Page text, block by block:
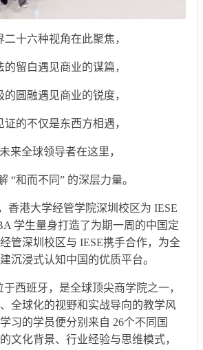
二十六种视角在此聚焦，
的留白遇见商业的谋篇，
的圆融遇见商业的锐度，
证的不仅是东西方相遇，
来全球领导者在这里，
“和而不同” 的深层力量。
港大学经管学院深圳校区为 IESE
学生量身打造了为期一周的中国定
管深圳校区与 IESE携手合作，为全
沉浸式认知中国的优质平台。
班牙，是全球顶尖商学院之一，
全球化的视野和实战导向的教学风
习的学员便分别来自 26个不同国
文化背景、行业经验与思维模式，